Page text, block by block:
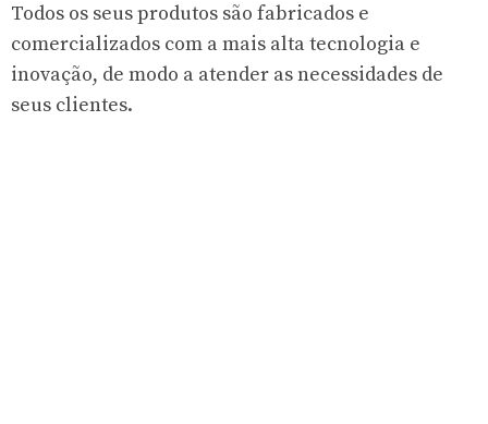
Todos os seus produtos são fabricados e
comercializados com a mais alta tecnologia e
inovação, de modo a atender as necessidades de
seus clientes.